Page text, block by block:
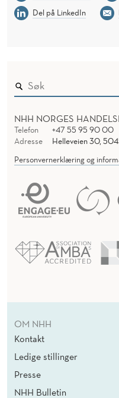
Del på LinkedIn
NHH NORGES
Telefon
+47 55 95 90 00
Adresse
Helleveien 30,
Personvernerklæring og
OM NHH
Kontakt
Ledige stillinger
Presse
NHH Bulletin